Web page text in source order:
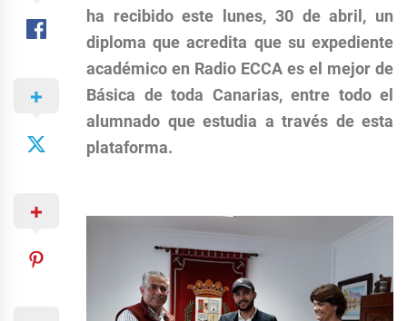
ha recibido este lunes, 30 de abril, un
diploma que acredita que su expediente
académico en Radio ECCA es el mejor de
Básica de toda Canarias, entre todo el
alumnado que estudia a través de esta
plataforma.